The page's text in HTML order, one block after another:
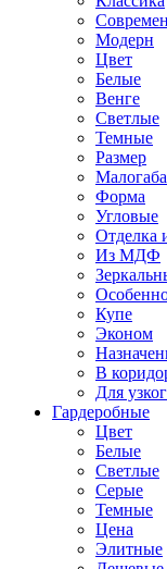
Модерн
Цвет
Белые
Венге
Светлые
Темные
Размер
Форма
Угловые
Отделка
Из МДФ
Купе
Эконом
В
Для
Гардеробные
Цвет
Белые
Светлые
Серые
Темные
Цена
Элитные